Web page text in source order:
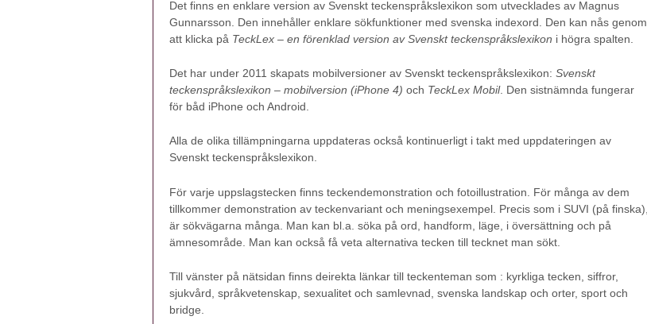
Det finns en enklare version av Svenskt teckenspråkslexikon som utvecklades av Magnus
Gunnarsson. Den innehåller enklare sökfunktioner med svenska indexord. Den kan nås genom
att klicka på TeckLex – en förenklad version av Svenskt teckenspråkslexikon i högra spalten.
Det har under 2011 skapats mobilversioner av Svenskt teckenspråkslexikon: Svenskt
teckenspråkslexikon – mobilversion (iPhone 4) och TeckLex Mobil. Den sistnämnda fungerar
för båd iPhone och Android.
Alla de olika tillämpningarna uppdateras också kontinuerligt i takt med uppdateringen av
Svenskt teckenspråkslexikon.
För varje uppslagstecken finns teckendemonstration och fotoillustration. För många av dem
tillkommer demonstration av teckenvariant och meningsexempel. Precis som i SUVI (på finska),
är sökvägarna många. Man kan bl.a. söka på ord, handform, läge, i översättning och på
ämnesområde. Man kan också få veta alternativa tecken till tecknet man sökt.
Till vänster på nätsidan finns deirekta länkar till teckenteman som : kyrkliga tecken, siffror,
sjukvård, språkvetenskap, sexualitet och samlevnad, svenska landskap och orter, sport och
bridge.